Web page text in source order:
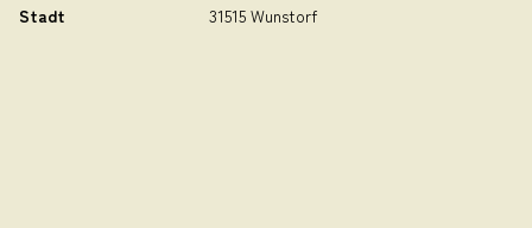
Stadt
31515 Wunstorf